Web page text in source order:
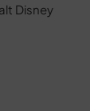
Disney